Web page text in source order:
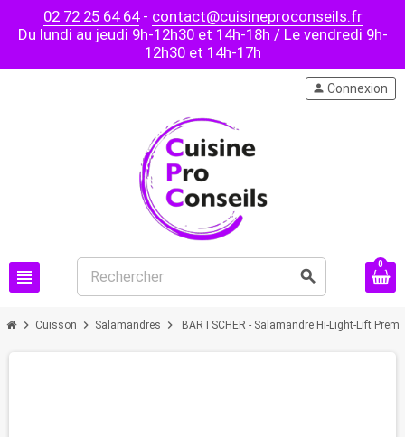
02 72 25 64 64- contact@cuisineproconseils.fr
Du lundi au jeudi 9h-12h30 et 14h-18h / Le vendredi 9h-
12h30 et 14h-17h
view_headline search
person Connexion
0
chevron_right Cuisson chevron_right Salamandres chevron_right BARTSCHER - Salamandre Hi-Light-Lift